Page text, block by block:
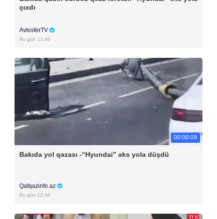
çıxdı
AvtosferTV
Bu gün 12:48
00:00:09
Bakıda yol qəzası -“Hyundai” əks yola düşdü
Qafqazinfo.az
Bu gün 12:46